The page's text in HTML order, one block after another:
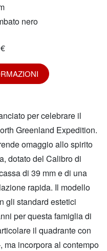
nero
per celebrare il
Greenland Expedition.
omaggio allo spirito
dotato del Calibro di
di 39 mm e di una
rapida. Il modello
gli standard estetici
per questa famiglia di
il quadrante con
ma incorpora al contempo